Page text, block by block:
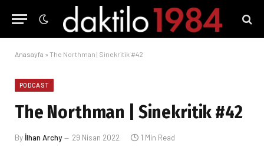
Anasayfa » The Northman | Sinekritik #42
PODCAST
The Northman | Sinekritik #42
By İlhan Archy 29 Nisan 2022 1 Min Read